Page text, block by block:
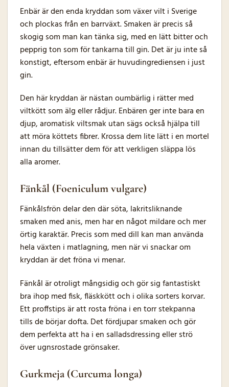
Enbär är den enda kryddan som växer vilt i Sverige
och plockas från en barrväxt. Smaken är precis så
skogig som man kan tänka sig, med en lätt bitter och
pepprig ton som för tankarna till gin. Det är ju inte så
konstigt, eftersom enbär är huvudingrediensen i just
gin.
Den här kryddan är nästan oumbärlig i rätter med
viltkött som älg eller rådjur. Enbären ger inte bara en
djup, aromatisk viltsmak utan sägs också hjälpa till
att möra köttets fibrer. Krossa dem lite lätt i en mortel
innan du tillsätter dem för att verkligen släppa lös
alla aromer.
Fänkål (Foeniculum vulgare)
Fänkålsfrön delar den där söta, lakritsliknande
smaken med anis, men har en något mildare och mer
örtig karaktär. Precis som med dill kan man använda
hela växten i matlagning, men när vi snackar om
kryddan är det fröna vi menar.
Fänkål är otroligt mångsidig och gör sig fantastiskt
bra ihop med fisk, fläskkött och i olika sorters korvar.
Ett proffstips är att rosta fröna i en torr stekpanna
tills de börjar dofta. Det fördjupar smaken och gör
dem perfekta att ha i en salladsdressing eller strö
över ugnsrostade grönsaker.
Gurkmeja (Curcuma longa)